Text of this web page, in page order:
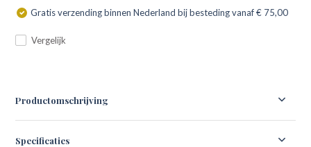
Gratis verzending binnen Nederland bij besteding vanaf € 75,00
Vergelijk
Productomschrijving
Specificaties